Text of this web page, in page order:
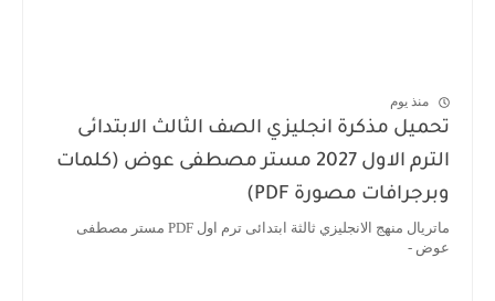
منذ يوم
تحميل مذكرة انجليزي الصف الثالث الابتدائى
الترم الاول 2027 مستر مصطفى عوض (كلمات
وبرجرافات مصورة PDF)
ماتريال منهج الانجليزي ثالثة ابتدائى ترم اول PDF مستر مصطفى
عوض -